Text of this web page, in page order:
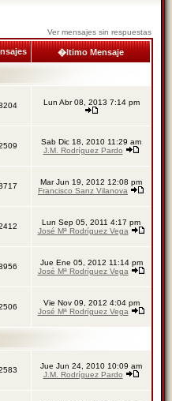
Ver mensajes sin respuestas
�ltimo Mensaje
Lun Abr 08, 2013 7:14 pm
Sab Dic 18, 2010 11:29 am
J.M. Rodríguez Pardo
Mar Jun 19, 2012 12:08 pm
Francisco Sanz Vilanova
Lun Sep 05, 2011 4:17 pm
José Mª Rodríguez Vega
Jue Ene 05, 2012 11:14 pm
José Mª Rodríguez Vega
Vie Nov 09, 2012 4:04 pm
José Mª Rodríguez Vega
Jue Jun 24, 2010 10:09 am
J.M. Rodríguez Pardo